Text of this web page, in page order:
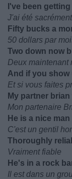
I've been
J'ai été
Fifty bucks a
50 dollars par
Two down now
Deux maintenant
And if you show
Et si vous faites
My partner
Mon partenaire
He is a nice man
C'est un gentil
Thoroughly
Vraiment fiable
He's in a rock
Il est dans un